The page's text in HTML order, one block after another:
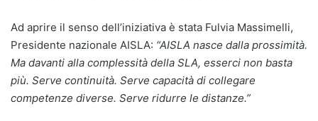
Ad aprire il senso dell’iniziativa è stata Fulvia Massimelli,
Presidente nazionale AISLA: “AISLA nasce dalla prossimità.
Ma davanti alla complessità della SLA, esserci non basta
più. Serve continuità. Serve capacità di collegare
competenze diverse. Serve ridurre le distanze.”